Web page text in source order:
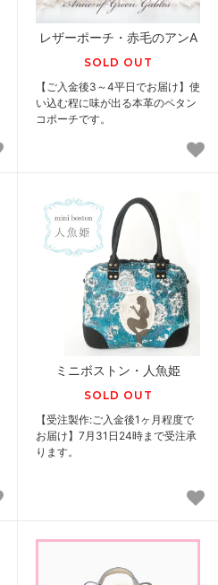
レザーポーチ・赤毛のアンA
SOLD OUT
【ご入金後3～4平日でお届け】使
い込む程に味が出る本革のペタン
コポーチです。
ミニボストン・人魚姫
SOLD OUT
【受注製作:ご入金後1ヶ月程度で
お届け】7月31日24時まで受注承
ります。